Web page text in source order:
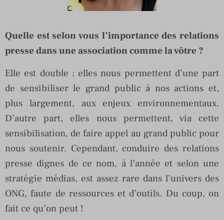
Quelle est selon vous l’importance des relations
presse dans une association comme la vôtre ?
Elle est double : elles nous permettent d’une part
de sensibiliser le grand public à nos actions et,
plus largement, aux enjeux environnementaux.
D’autre part, elles nous permettent, via cette
sensibilisation, de faire appel au grand public pour
nous soutenir. Cependant, conduire des relations
presse dignes de ce nom, à l’année et selon une
stratégie médias, est assez rare dans l’univers des
ONG, faute de ressources et d’outils. Du coup, on
fait ce qu’on peut !